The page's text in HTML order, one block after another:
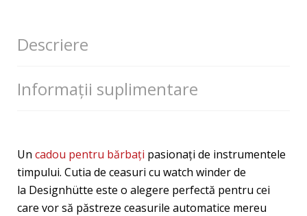
Descriere
Informații suplimentare
Un cadou pentru bărbați pasionați de instrumentele
timpului. Cutia de ceasuri cu watch winder de
la Designhütte este o alegere perfectă pentru cei
care vor să păstreze ceasurile automatice mereu